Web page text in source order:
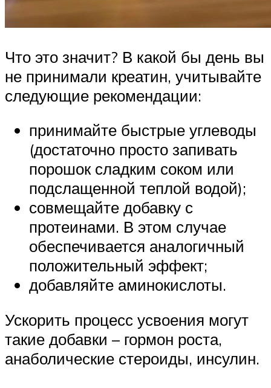
Что это значит? В какой бы день вы
не принимали креатин, учитывайте
следующие рекомендации:
принимайте быстрые углеводы
(достаточно просто запивать
порошок сладким соком или
подслащенной теплой водой);
совмещайте добавку с
протеинами. В этом случае
обеспечивается аналогичный
положительный эффект;
добавляйте аминокислоты.
Ускорить процесс усвоения могут
такие добавки – гормон роста,
анаболические стероиды, инсулин.